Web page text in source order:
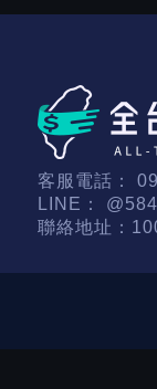
客服電話：
LINE：
聯絡地址：